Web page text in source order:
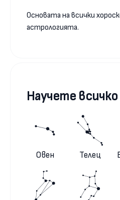
Основата на всички
астрологията.
Научете
Овен Телец